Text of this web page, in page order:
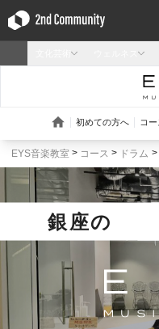
EYS音楽教室 コース ドラム
銀座の